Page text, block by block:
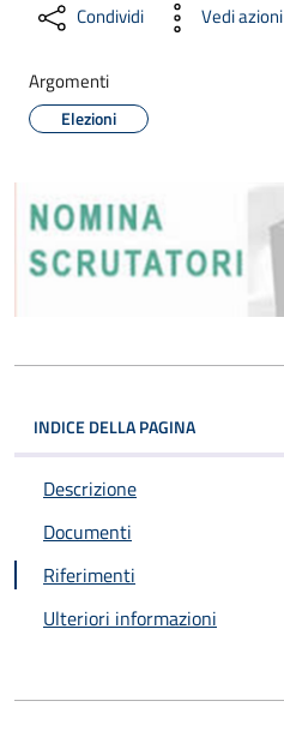
Condividi Vedi azioni
Argomenti
Elezioni
INDICE DELLA PAGINA
Descrizione
Documenti
Riferimenti
Ulteriori informazioni